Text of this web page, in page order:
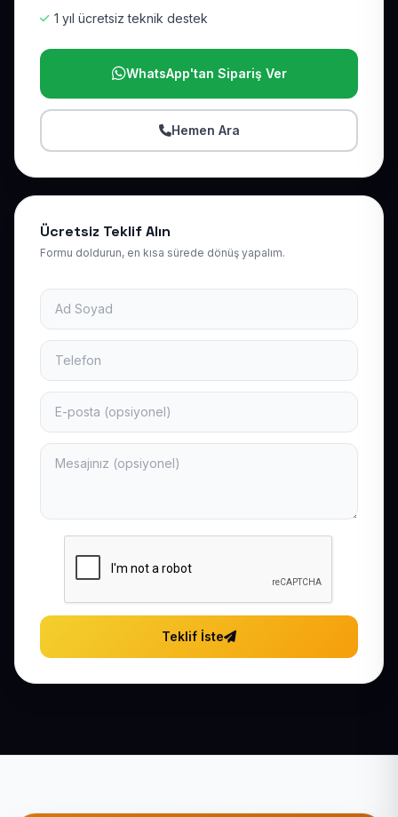
1 yıl ücretsiz teknik destek
WhatsApp'tan Sipariş Ver
Hemen Ara
Ücretsiz Teklif Alın
Formu doldurun, en kısa sürede dönüş yapalım.
Teklif İste